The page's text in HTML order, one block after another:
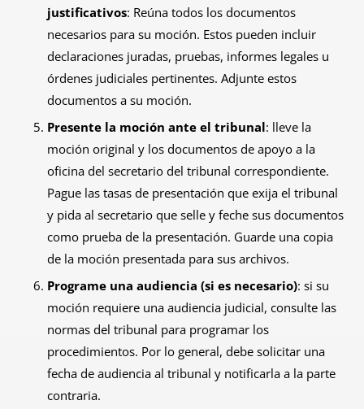
justificativos: Reúna todos los documentos
necesarios para su moción. Estos pueden incluir
declaraciones juradas, pruebas, informes legales u
órdenes judiciales pertinentes. Adjunte estos
documentos a su moción.
Presente la moción ante el tribunal: lleve la
moción original y los documentos de apoyo a la
oficina del secretario del tribunal correspondiente.
Pague las tasas de presentación que exija el tribunal
y pida al secretario que selle y feche sus documentos
como prueba de la presentación. Guarde una copia
de la moción presentada para sus archivos.
Programe una audiencia (si es necesario): si su
moción requiere una audiencia judicial, consulte las
normas del tribunal para programar los
procedimientos. Por lo general, debe solicitar una
fecha de audiencia al tribunal y notificarla a la parte
contraria.